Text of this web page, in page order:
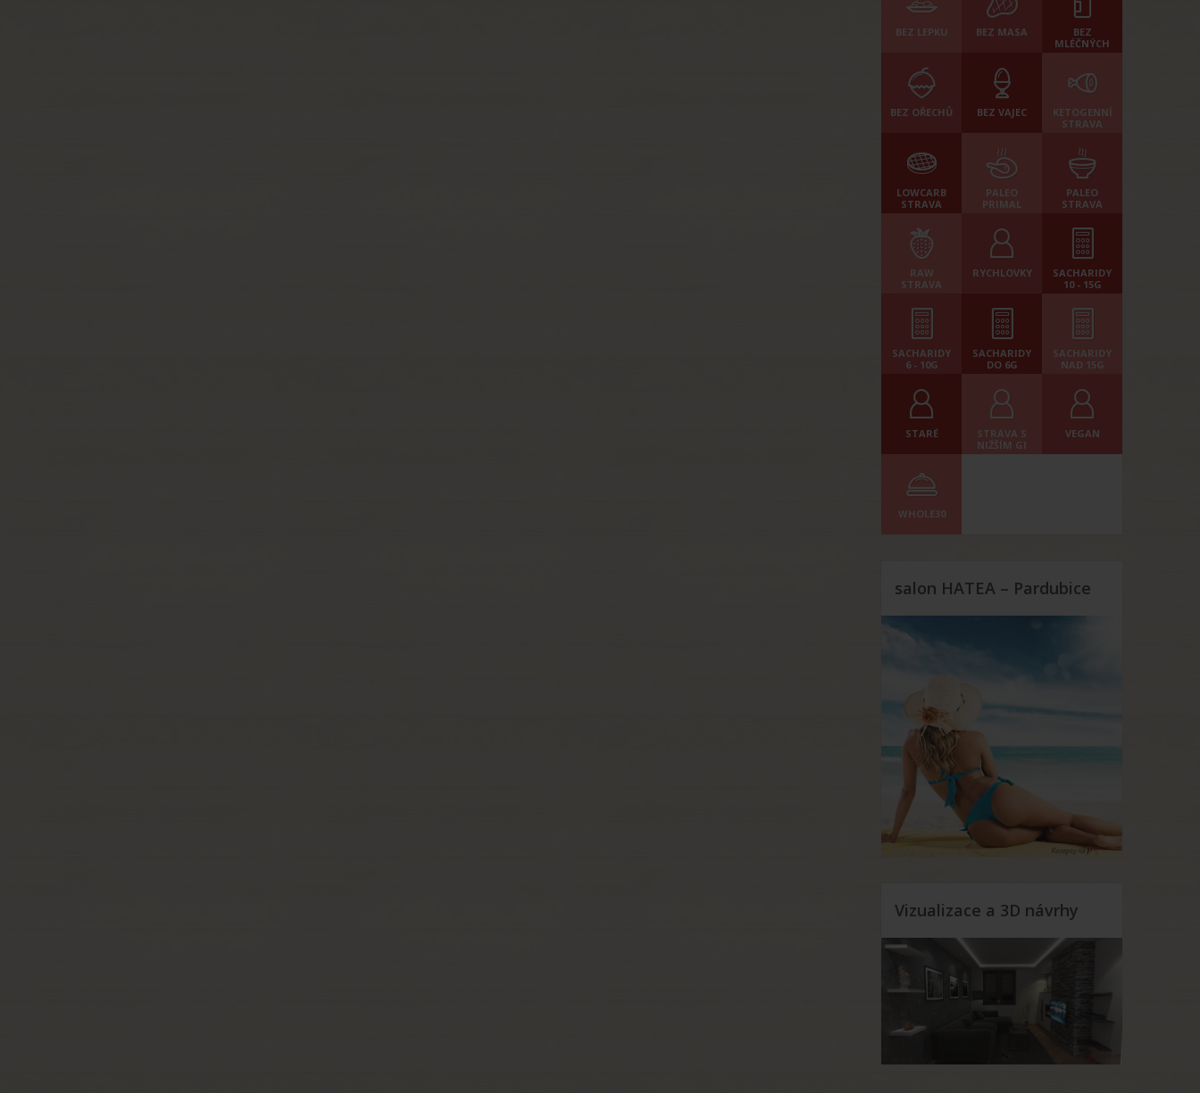
BEZ LEPKU BEZ MASA
BEZ
MLÉČNÝCH
BEZ OŘECHŮ BEZ VAJEC
KETOGENNÍ
STRAVA
LOWCARB
STRAVA
PALEO
PRIMAL
PALEO
STRAVA
RAW
STRAVA
RYCHLOVKY
SACHARIDY
10 - 15G
SACHARIDY
6 - 10G
SACHARIDY
DO 6G
SACHARIDY
NAD 15G
STARÉ
STRAVA S
NIŽŠÍM GI
VEGAN
WHOLE30
salon HATEA – Pardubice
Vizualizace a 3D návrhy